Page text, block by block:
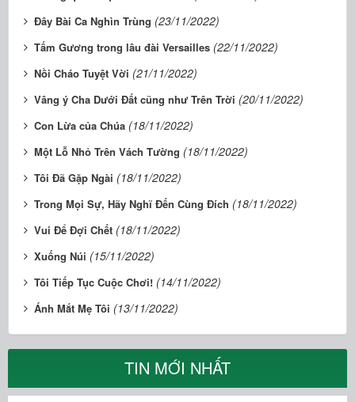
Ðây Bài Ca Nghìn Trùng (23/11/2022)
Tấm Gương trong lâu đài Versailles (22/11/2022)
Nồi Cháo Tuyệt Vời (21/11/2022)
Vâng ý Cha Dưới Ðất cũng như Trên Trời (20/11/2022)
Con Lừa của Chúa (18/11/2022)
Một Lỗ Nhỏ Trên Vách Tường (18/11/2022)
Tôi Ðã Gặp Ngài (18/11/2022)
Trong Mọi Sự, Hãy Nghĩ Ðến Cùng Ðích (18/11/2022)
Vui Ðể Ðợi Chết (18/11/2022)
Xuống Núi (15/11/2022)
Tôi Tiếp Tục Cuộc Chơi! (14/11/2022)
Ánh Mắt Mẹ Tôi (13/11/2022)
TIN MỚI NHẤT